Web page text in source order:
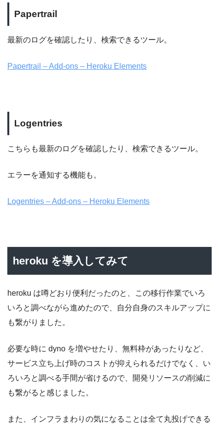
Papertrail
最新のログを確認したり、検索できるツール。
Papertrail – Add-ons – Heroku Elements
Logentries
こちらも最新のログを確認したり、検索できるツール。
エラーを通知する機能も。
Logentries – Add-ons – Heroku Elements
heroku を導入してみて
heroku は噂どおり便利だったのと、この移行作業でいろ
いろと調べながら進めたので、自分自身のスキルアップに
も繋がりました。
必要な時に dyno を増やせたり、無料枠があったりなど、
サービス立ち上げ時のコストが抑えられるだけでなく、い
ろいろと調べる手間が省けるので、開発リソースの削減に
も繋がると感じました。
また、インフラまわりの気になることは全て丸投げできる